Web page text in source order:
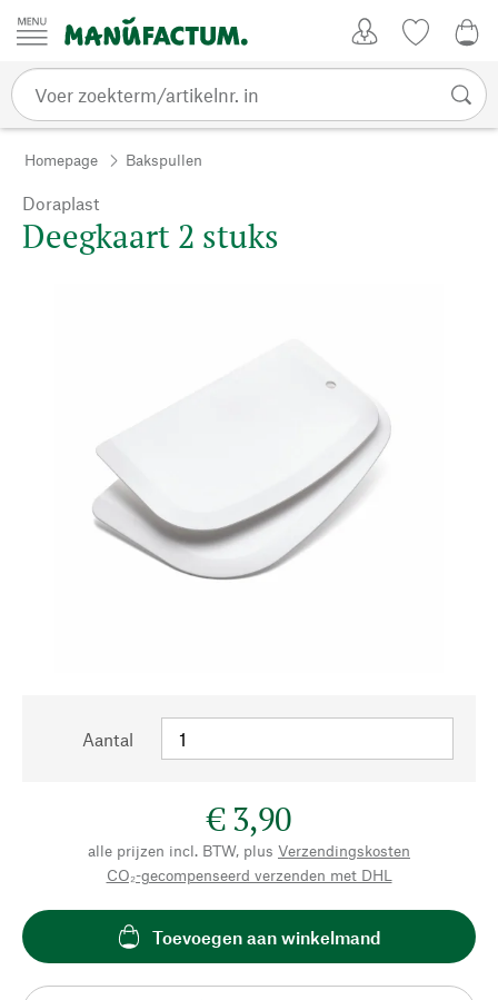
Passer au contenu
Homepage Bakspullen
Doraplast
Deegkaart 2 stuks
Aantal
€ 3,90
alle prijzen incl. BTW, plus Verzendingskosten
CO₂-gecompenseerd verzenden met DHL
Toevoegen aan winkelmand